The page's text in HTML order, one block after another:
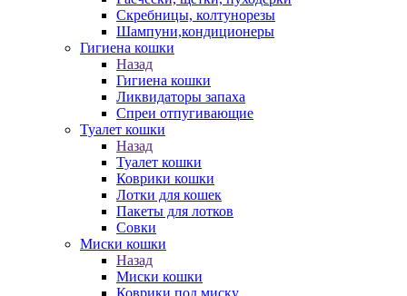
Скребницы, колтунорезы
Шампуни,кондиционеры
Гигиена кошки
Назад
Гигиена кошки
Ликвидаторы запаха
Спреи отпугивающие
Туалет кошки
Назад
Туалет кошки
Коврики кошки
Лотки для кошек
Пакеты для лотков
Совки
Миски кошки
Назад
Миски кошки
Коврики под миску